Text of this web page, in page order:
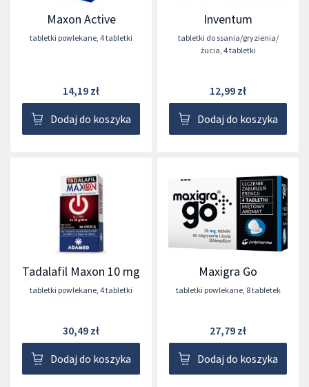
Maxon Active
tabletki powlekane 4 tabletki
14,19 zł
Dodaj do koszyka
Inventum
tabletki do ssania/gryzienia/
żucia 4 tabletki
12,99 zł
Dodaj do koszyka
Tadalafil Maxon 10 mg
tabletki powlekane 4 tabletki
30,49 zł
Dodaj do koszyka
Maxigra Go
tabletki powlekane, 8 tabletek
27,79 zł
Dodaj do koszyka